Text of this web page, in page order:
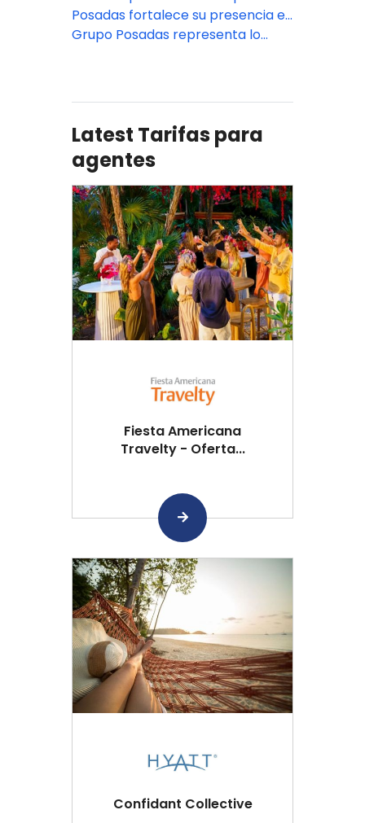
de bienestar en Zamna Festival
2026
Posadas fortalece su presencia en
el sureste con la apertura del
Grupo Posadas representa lo
Latest Tarifas para
agentes
Fiesta Americana
Travelty - Oferta...
Confidant Collective